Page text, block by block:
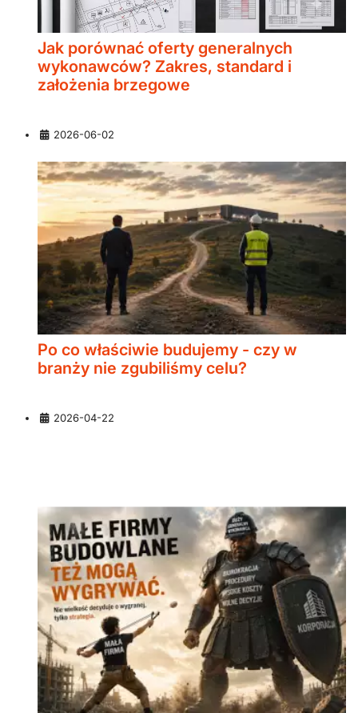
Jak porównać oferty generalnych
wykonawców? Zakres, standard i
założenia brzegowe
Po co właściwie budujemy - czy w
branży nie zgubiliśmy celu?
Szczegóły
2026-06-02
Szczegóły
2026-04-22